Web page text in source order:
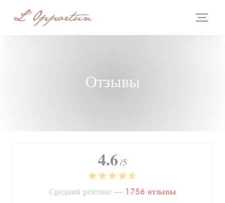
Отзывы
4.6 /5
Средний рейтинг — 1756 отзывы